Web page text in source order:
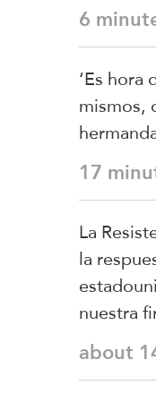
6
‘Es
mismos,
17
La
la
nuestra
about